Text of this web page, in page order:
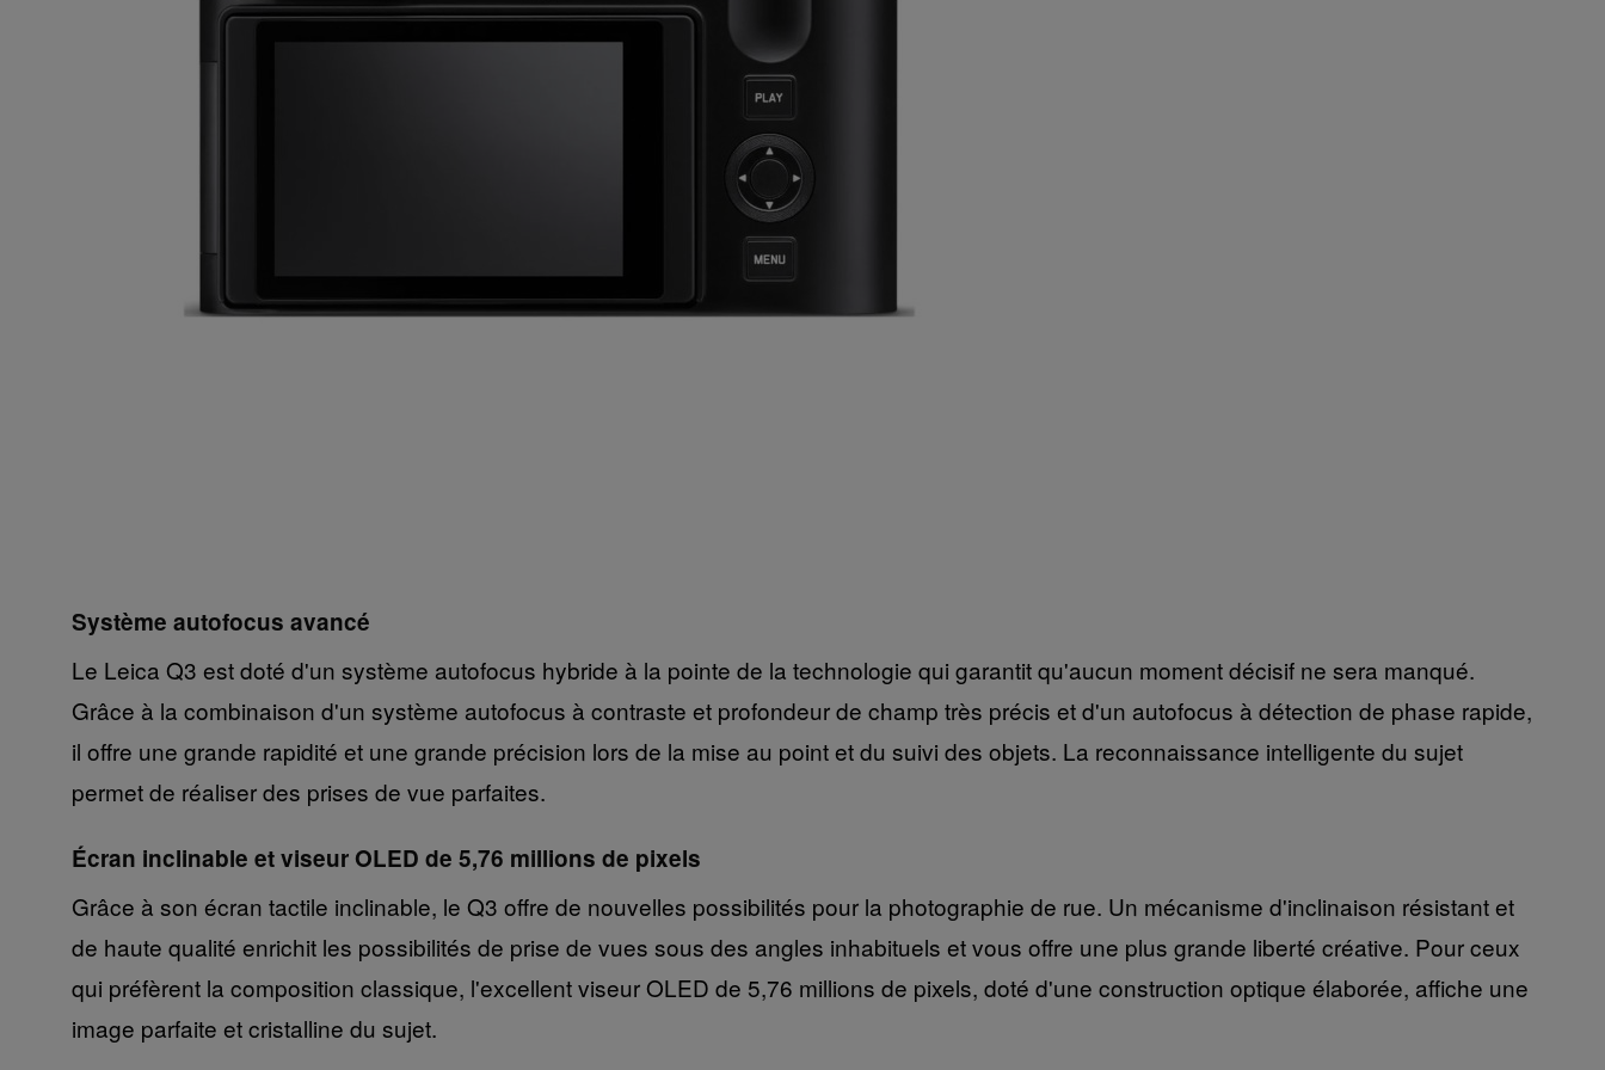
Système autofocus avancé
Le Leica Q3 est doté d'un système autofocus hybride à la pointe de la technologie qui garantit qu'aucun moment décisif ne sera manqué.
Grâce à la combinaison d'un système autofocus à contraste et profondeur de champ très précis et d'un autofocus à détection de phase rapide,
il offre une grande rapidité et une grande précision lors de la mise au point et du suivi des objets. La reconnaissance intelligente du sujet
permet de réaliser des prises de vue parfaites.
Écran inclinable et viseur OLED de 5,76 millions de pixels
Grâce à son écran tactile inclinable, le Q3 offre de nouvelles possibilités pour la photographie de rue. Un mécanisme d'inclinaison résistant et
de haute qualité enrichit les possibilités de prise de vues sous des angles inhabituels et vous offre une plus grande liberté créative. Pour ceux
qui préfèrent la composition classique, l'excellent viseur OLED de 5,76 millions de pixels, doté d'une construction optique élaborée, affiche une
image parfaite et cristalline du sujet.